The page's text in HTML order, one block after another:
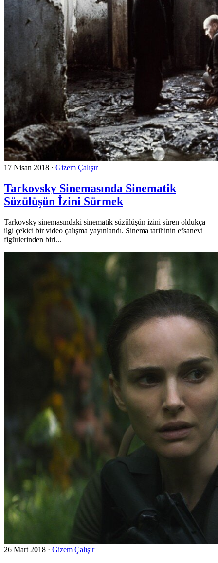
17 Nisan 2018 · Gizem Çalışır
Tarkovsky Sinemasında Sinematik
Süzülüşün İzini Sürmek
Tarkovsky sinemasındaki sinematik süzülüşün izini süren oldukça
ilgi çekici bir video çalışma yayınlandı. Sinema tarihinin efsanevi
figürlerinden biri...
26 Mart 2018 · Gizem Çalışır